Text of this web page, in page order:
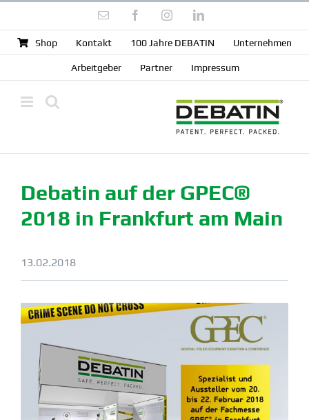
springen
E-
FacebookInstagramLinkedIn
Shop Kontakt 100 Jahre DEBATIN Unter­nehmen
Arbeit­geber Partner Impressum
Debatin auf der GPEC®
2018 in Frankfurt am Main
13.02.2018